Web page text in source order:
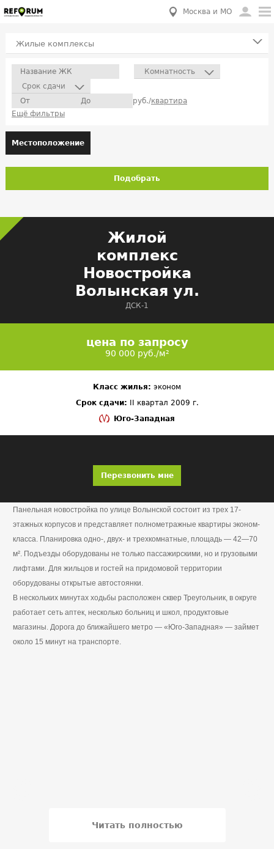
Москва и МО
Жилые комплексы
Комнатность
Срок сдачи
руб./квартира
Ещё фильтры
Местоположение
Подобрать
Жилой
комплекс
Новостройка
Волынская ул.
ДСК-1
цена по запросу
90 000 руб./м²
Класс жилья: эконом
Срок сдачи: II квартал 2009 г.
Юго-Западная
Перезвонить мне
Панельная новостройка по улице Волынской состоит из трех 17-
этажных корпусов и представляет полнометражные квартиры эконом-
класса. Планировка одно-, двух- и трехкомнатные, площадь — 42—70
м². Подъезды оборудованы не только пассажирскими, но и грузовыми
лифтами. Для жильцов и гостей на придомовой территории
оборудованы открытые автостоянки.
В нескольких минутах ходьбы расположен сквер Треугольник, в округе
работает сеть аптек, несколько больниц и школ, продуктовые
магазины. Дорога до ближайшего метро — «Юго-Западная» — займет
около 15 минут на транспорте.
Читать полностью